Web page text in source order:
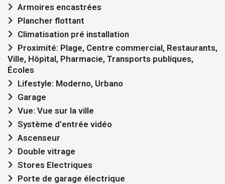
Armoires encastrées
Plancher flottant
Climatisation pré installation
Ville, Hôpital, Pharmacie, Transports publiques,
Écoles
Lifestyle: Moderno, Urbano
Garage
Vue: Vue sur la ville
Système d'entrée vidéo
Ascenseur
Double vitrage
Stores Electriques
Porte de garage électrique